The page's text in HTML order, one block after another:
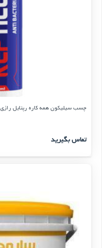
چسب سیلیکون همه کاره رپتایل رازی
تماس بگیرید